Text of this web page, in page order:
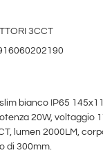
3CCT
bianco IP65
20W, voltaggio
lumen 2000LM,
di 300mm.